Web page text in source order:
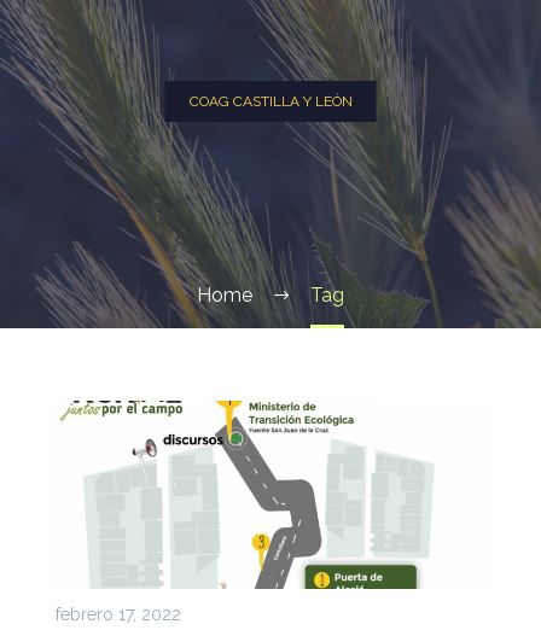
COAG CASTILLA Y LEÓN
Home Tag
febrero 17, 2022